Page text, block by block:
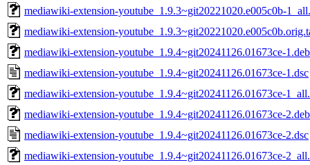
mediawiki-extension-youtube_1.9.3~git20221020.e005c0b-
mediawiki-extension-
mediawiki-extension-youtube_1.9.4~git20241126.01673ce-
mediawiki-extension-youtube_1.9.4~git20241126.01673ce-1.dsc
mediawiki-extension-youtube_1.9.4~git20241126.01673ce-
mediawiki-extension-youtube_1.9.4~git20241126.01673ce-
mediawiki-extension-youtube_1.9.4~git20241126.01673ce-2.dsc
mediawiki-extension-youtube_1.9.4~git20241126.01673ce-